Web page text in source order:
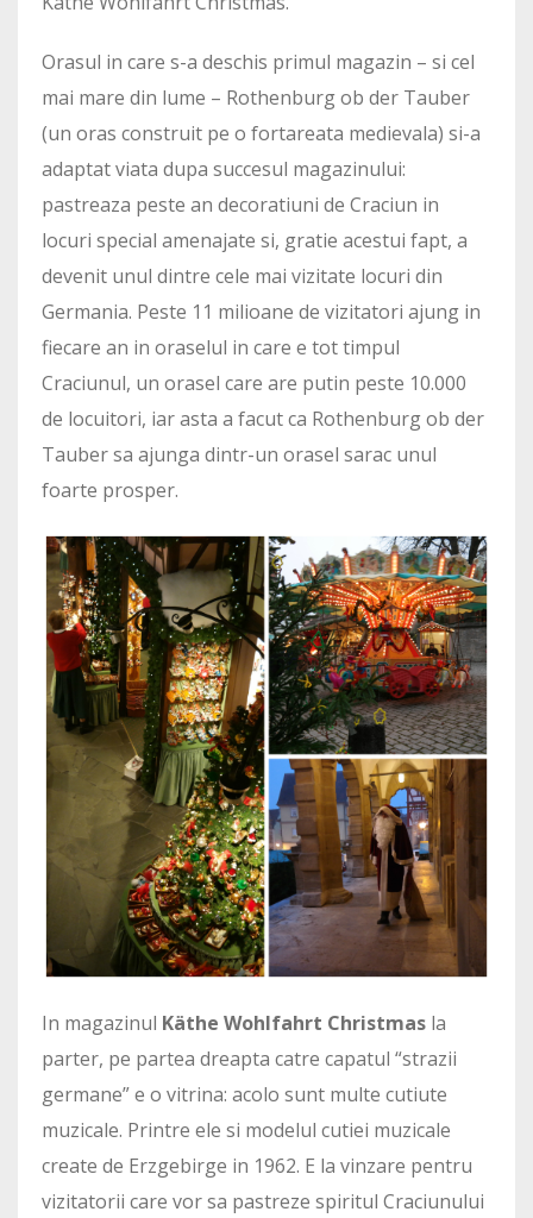
Orasul in care s-a deschis primul magazin – si cel
mai mare din lume – Rothenburg ob der Tauber
(un oras construit pe o fortareata medievala) si-a
adaptat viata dupa succesul magazinului:
pastreaza peste an decoratiuni de Craciun in
locuri special amenajate si, gratie acestui fapt, a
devenit unul dintre cele mai vizitate locuri din
Germania. Peste 11 milioane de vizitatori ajung in
fiecare an in oraselul in care e tot timpul
Craciunul, un orasel care are putin peste 10.000
de locuitori, iar asta a facut ca Rothenburg ob der
Tauber sa ajunga dintr-un orasel sarac unul
foarte prosper.
In magazinul Käthe Wohlfahrt Christmas la
parter, pe partea dreapta catre capatul “strazii
germane” e o vitrina: acolo sunt multe cutiute
muzicale. Printre ele si modelul cutiei muzicale
create de Erzgebirge in 1962. E la vinzare pentru
vizitatorii care vor sa pastreze spiritul Craciunului